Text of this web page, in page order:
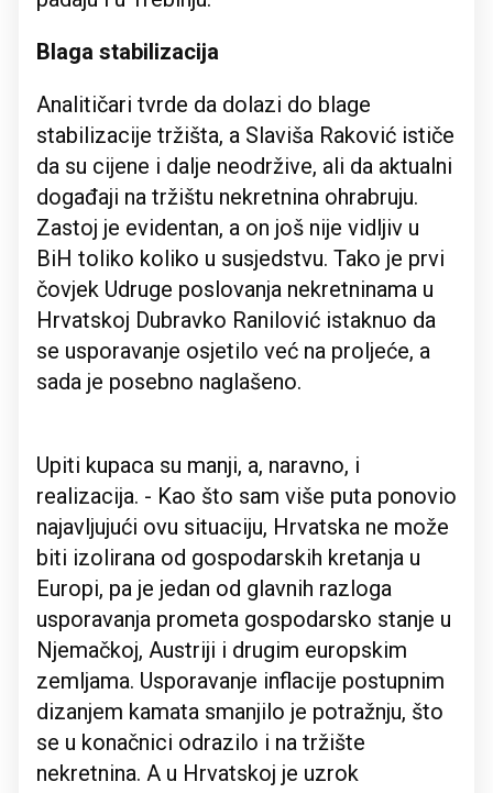
Blaga stabilizacija
Analitičari tvrde da dolazi do blage
stabilizacije tržišta, a Slaviša Raković ističe
da su cijene i dalje neodržive, ali da aktualni
događaji na tržištu nekretnina ohrabruju.
Zastoj je evidentan, a on još nije vidljiv u
BiH toliko koliko u susjedstvu. Tako je prvi
čovjek Udruge poslovanja nekretninama u
Hrvatskoj Dubravko Ranilović istaknuo da
se usporavanje osjetilo već na proljeće, a
sada je posebno naglašeno.
Upiti kupaca su manji, a, naravno, i
realizacija. - Kao što sam više puta ponovio
najavljujući ovu situaciju, Hrvatska ne može
biti izolirana od gospodarskih kretanja u
Europi, pa je jedan od glavnih razloga
usporavanja prometa gospodarsko stanje u
Njemačkoj, Austriji i drugim europskim
zemljama. Usporavanje inflacije postupnim
dizanjem kamata smanjilo je potražnju, što
se u konačnici odrazilo i na tržište
nekretnina. A u Hrvatskoj je uzrok